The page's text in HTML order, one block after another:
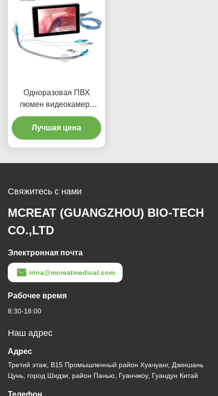
Одноразовая ПВХ
люмен видеокамера
Эндобронхиальная
канюля для взрослых
Лучшая цена
Свяжитесь с нами
MCREAT (GUANGZHOU) BIO-TECH
CO.,LTD
Электронная почта
irina@mcreatmedical.com
Рабочее время
8:30-18:00
Наш адрес
Адрес
Третий этаж, B15 Промышленный район Хуачуанг, Дзиншань
Цунь, город Шидзи, район Панью, Гуанчжоу, Гуандун Китай
Телефон